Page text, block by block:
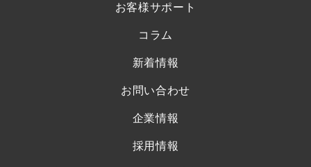
お客様サポート
コラム
新着情報
お問い合わせ
企業情報
採用情報